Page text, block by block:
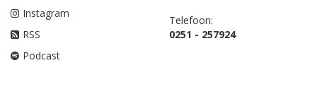
Instagram
RSS
Podcast
Telefoon:
0251 - 257924